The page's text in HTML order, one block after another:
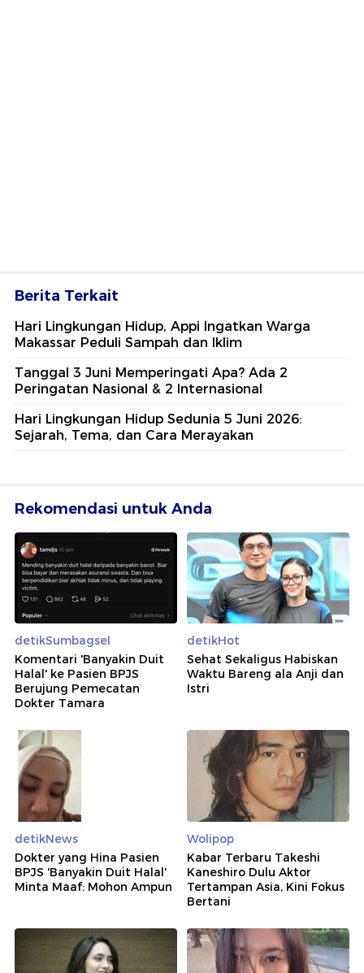
Berita Terkait
Hari Lingkungan Hidup, Appi Ingatkan Warga
Makassar Peduli Sampah dan Iklim
Tanggal 3 Juni Memperingati Apa? Ada 2
Peringatan Nasional & 2 Internasional
Hari Lingkungan Hidup Sedunia 5 Juni 2026:
Sejarah, Tema, dan Cara Merayakan
Rekomendasi untuk Anda
detikSumbagsel
Komentari 'Banyakin Duit
Halal' ke Pasien BPJS
Berujung Pemecatan
Dokter Tamara
detikHot
Sehat Sekaligus Habiskan
Waktu Bareng ala Anji dan
Istri
detikNews
Dokter yang Hina Pasien
BPJS 'Banyakin Duit Halal'
Minta Maaf: Mohon Ampun
Wolipop
Kabar Terbaru Takeshi
Kaneshiro Dulu Aktor
Tertampan Asia, Kini Fokus
Bertani